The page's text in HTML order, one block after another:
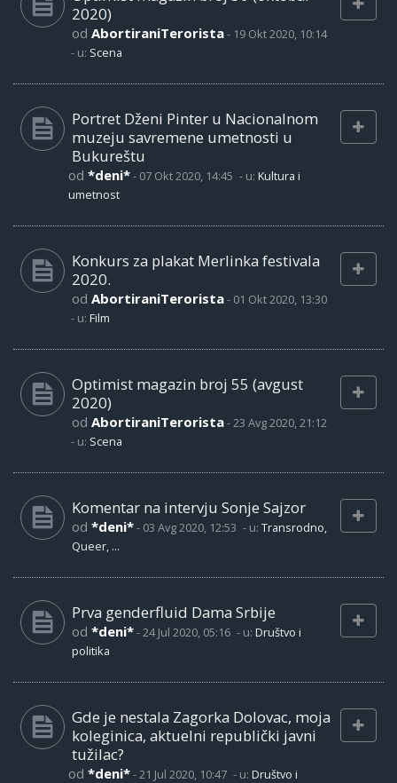
2020)
od AbortiraniTerorista- 19 Okt 2020, 10:14
- u: Scena
Portret Dženi Pinter u Nacionalnom
muzeju savremene umetnosti u
Bukureštu
od *deni*- 07 Okt 2020, 14:45 - u: Kultura i
umetnost
Konkurs za plakat Merlinka festivala
2020.
od AbortiraniTerorista- 01 Okt 2020, 13:30
- u: Film
Optimist magazin broj 55 (avgust
2020)
od AbortiraniTerorista-23 Avg 2020, 21:12
- u: Scena
Komentar na intervju Sonje Sajzor
od *deni*- 03 Avg 2020, 12:53 - u: Transrodno,
Queer, ...
Prva genderfluid Dama Srbije
od *deni*-24 Jul 2020, 05:16 - u: Društvo i
politika
Gde je nestala Zagorka Dolovac, moja
koleginica, aktuelni republički javni
tužilac?
od *deni*-21 Jul 2020, 10:47 - u: Društvo i